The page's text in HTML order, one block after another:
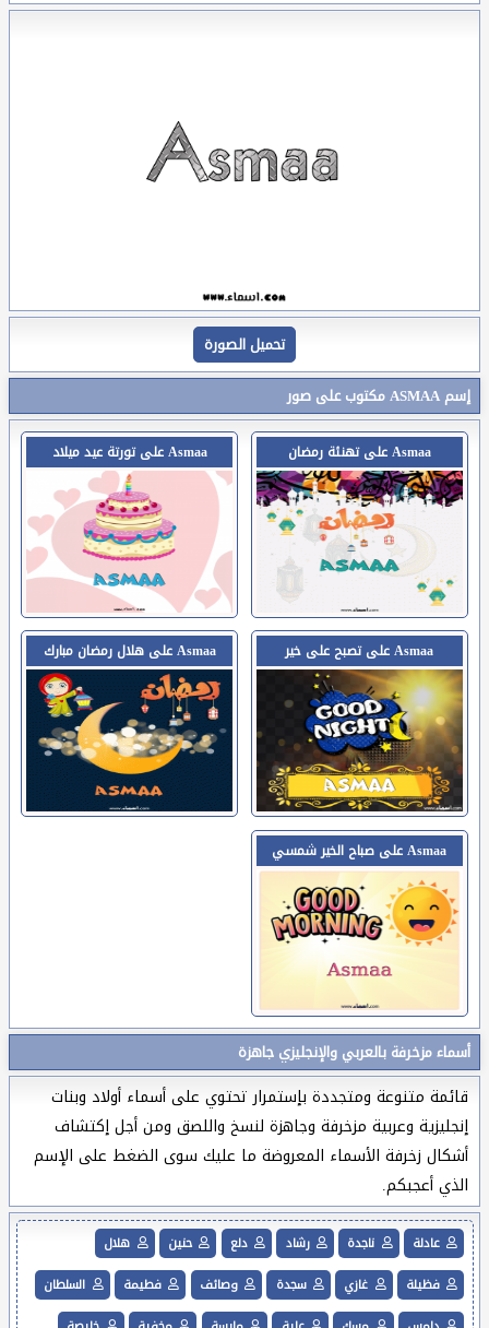
تحميل الصورة
إسم ASMAA مكتوب على صور
Asmaa على تهنئة رمضان Asmaa على تورتة عيد ميلاد
Asmaa على تصبح على خير Asmaa على هلال رمضان مبارك
Asmaa على صباح الخير شمسي
أسماء مزخرفة بالعربي والإنجليزي جاهزة
قائمة متنوعة ومتجددة بإستمرار تحتوي على أسماء أولاد وبنات
إنجليزية وعربية مزخرفة وجاهزة لنسخ واللصق ومن أجل إكتشاف
أشكال زخرفة الأسماء المعروضة ما عليك سوى الضغط على الإسم
الذي أعجبكم.
عادلة ناجدة رشاد دلع حنين
هلال
فظيلة
غازي سجدة وصائف فطيمة
السلطان